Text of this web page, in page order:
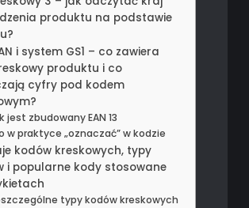
produktu na podstawie
i system GS1 – co zawiera
produktu i co
cyfry pod kodem
jest zbudowany EAN 13
w praktyce „oznaczać” w kodzie
kodów kreskowych, typy
i popularne kody stosowane
typy kodów kreskowych